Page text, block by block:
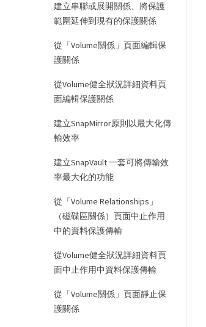
建立串聯或展開關係、將保護
範圍延伸到現有的保護關係
從「Volume關係」頁面編輯保
護關係
從Volume健全狀況詳細資料頁
面編輯保護關係
建立SnapMirror原則以最大化傳
輸效率
建立SnapVault 一套可將傳輸效
率最大化的功能
從「Volume Relationships」
（磁碟區關係）頁面中止作用
中的資料保護傳輸
從Volume健全狀況詳細資料頁
面中止作用中資料保護傳輸
從「Volume關係」頁面靜止保
護關係